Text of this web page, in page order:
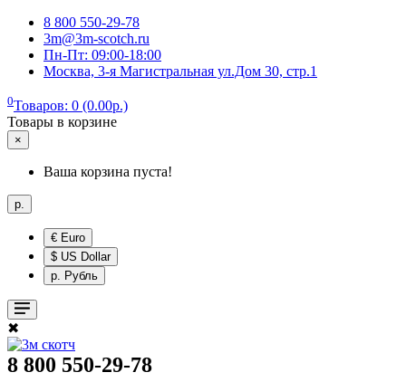
8 800 550-29-78
3m@3m-scotch.ru
Пн-Пт: 09:00-18:00
Москва, 3-я Магистральная ул.Дом 30, стр.1
0Товаров: 0 (0.00р.)
Товары в корзине
×
Ваша корзина пуста!
р.
€ Euro
$ US Dollar
р. Рубль
✖
8 800 550-29-78